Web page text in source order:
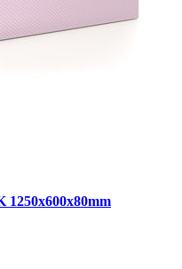
1250x600x80mm